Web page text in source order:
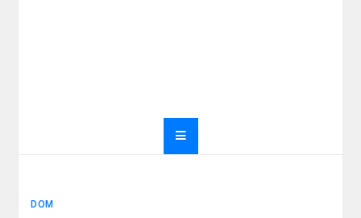
DOM